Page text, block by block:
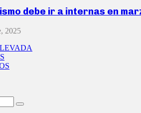
debe ir a internas en
2025
Search